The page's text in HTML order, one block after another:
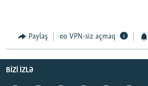
Paylaş VPN-siz açmaq
BIZI IZLƏ